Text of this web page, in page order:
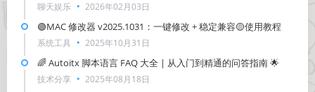
聊天娱乐 2026年02月03日
🟢MAC 修改器 v2025.1031：一键修改 + 稳定兼容🟡使用教程
系统工具 2025年10月31日
🌈 Autoitx 脚本语言 FAQ 大全 | 从入门到精通的问答指南 🌟
技术分享 2025年08月18日